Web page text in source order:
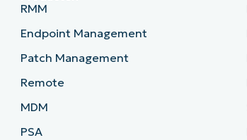
RMM
Endpoint Management
Patch Management
Remote
MDM
PSA